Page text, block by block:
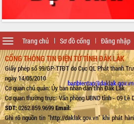
Trang chủ Sơ đồ cổng Đăng nhập
Toggle
navigation
CỔNG THÔNG TIN ĐIỆN TỬ TỈNH ĐẮK LẮK
Giấy phép số 99/GP-TTĐT do Cục QL Phát thanh
ngày 14/05/2010
Cơ quan chủ quản: Ủy ban nhân dân tỉnh Đắk Lắk
Cơ quan thường trực: Văn phòng UBND tỉnh - 09 Lê
SĐT:0262.859.9699Email:
Ghi rõ nguồn tin "http://daklak.gov.vn" khi phát